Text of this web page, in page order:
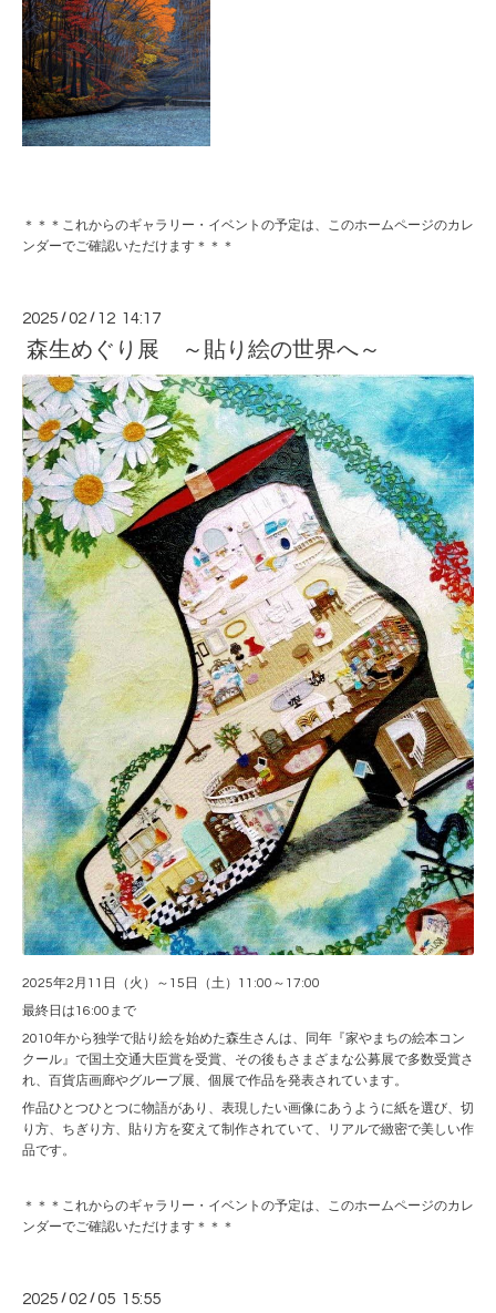
＊＊＊これからのギャラリー・イベントの予定は、このホームページのカレ
ンダーでご確認いただけます＊＊＊
2025 /02 / 12 14:17
森生めぐり展 ～貼り絵の世界へ～
2025年2月11日（火）～15日（土）11:00～17:00
最終日は16:00まで
2010年から独学で貼り絵を始めた森生さんは、同年『家やまちの絵本コン
クール』で国土交通大臣賞を受賞、その後もさまざまな公募展で多数受賞さ
れ、百貨店画廊やグループ展、個展で作品を発表されています。
作品ひとつひとつに物語があり、表現したい画像にあうように紙を選び、切
り方、ちぎり方、貼り方を変えて制作されていて、リアルで緻密で美しい作
品です。
＊＊＊これからのギャラリー・イベントの予定は、このホームページのカレ
ンダーでご確認いただけます＊＊＊
2025 /02 /05 15:55